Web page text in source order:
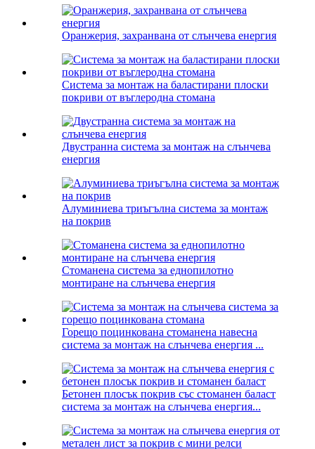
Оранжерия, захранвана от слънчева енергия
Система за монтаж на баластирани плоски
покриви от въглеродна стомана
Двустранна система за монтаж на слънчева
енергия
Алуминиева триъгълна система за монтаж
на покрив
Стоманена система за еднопилотно
монтиране на слънчева енергия
Горещо поцинкована стоманена навесна
система за монтаж на слънчева енергия ...
Бетонен плосък покрив със стоманен баласт
система за монтаж на слънчева енергия...